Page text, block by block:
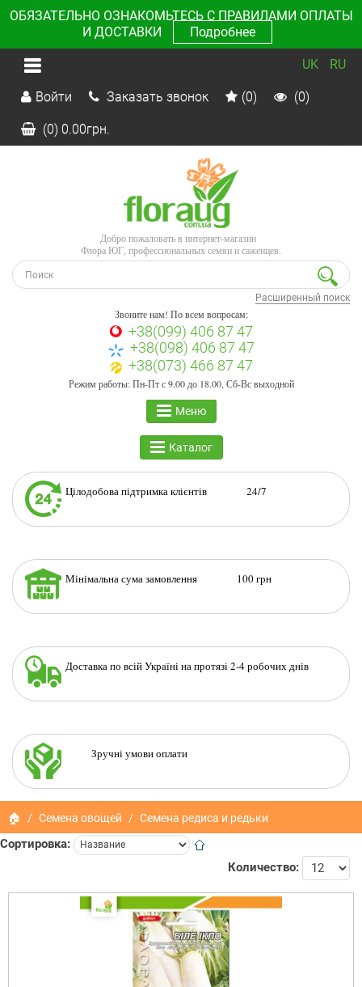
ОБЯЗАТЕЛЬНО ОЗНАКОМЬТЕСЬ С ПРАВИЛАМИ ОПЛАТЫ
И ДОСТАВКИ
Подробнее
UK RU
Войти Заказать звонок (0) (0)
(0) 0.00грн.
Добро пожаловать в интернет-магазин
Флора ЮГ, профессиональных семян и саженцев.
Расширенный поиск
Звоните нам! По всем вопросам:
+38(099) 406 87 47
+38(098) 406 87 47
+38(073) 466 87 47
Режим работы: Пн-Пт с 9.00 до 18.00, Сб-Вс выходной
Меню
Каталог
Цілодобова підтримка клієнтів 24/7
Мінімальна сума замовлення 100 грн
Доставка по всій Україні на протязі 2-4 робочих днів
Зручні умови оплати
🏠 Семена овощей Семена редиса и редьки
Сортировка:
Количество: